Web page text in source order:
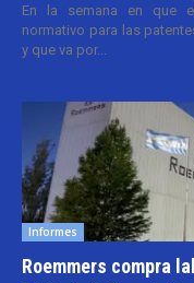
En la semana en que
normativo para las
y que va por...
Informes
Roemmers compra